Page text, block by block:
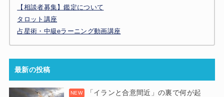
【相談者募集】鑑定について
タロット講座
占星術・中級eラーニング動画講座
最新の投稿
「イランと合意間近」の裏で何が起